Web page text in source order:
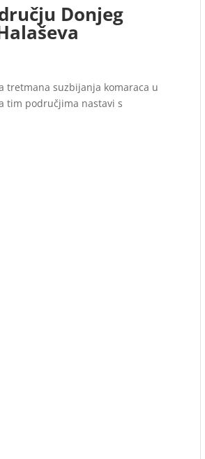
Donjeg
tretmana suzbijanja komaraca u
tim područjima nastavi s